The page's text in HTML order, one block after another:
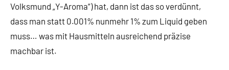
Volksmund „Y-Aroma“) hat, dann ist das so verdünnt,
dass man statt 0.001% nunmehr 1% zum Liquid geben
muss… was mit Hausmitteln ausreichend präzise
machbar ist.